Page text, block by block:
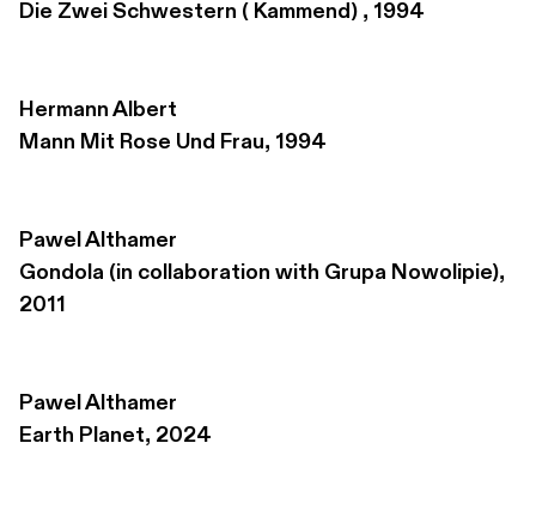
Die Zwei Schwestern ( Kammend) , 1994
Hermann Albert
Mann Mit Rose Und Frau, 1994
Pawel Althamer
Gondola (in collaboration with Grupa Nowolipie),
2011
Pawel Althamer
Earth Planet, 2024